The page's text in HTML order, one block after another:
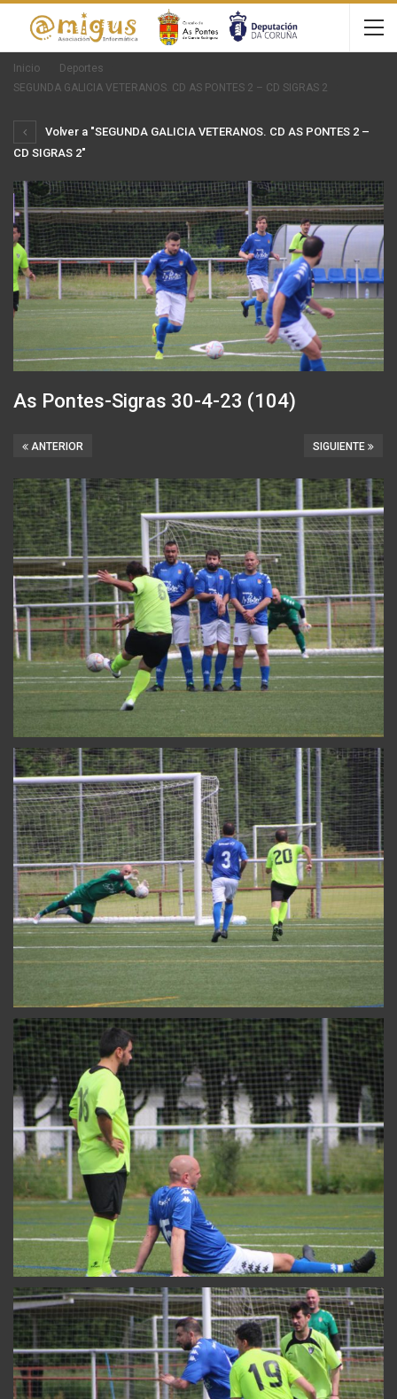
Inicio
Deportes
SEGUNDA GALICIA VETERANOS. CD AS PONTES 2 – CD SIGRAS 2
Volver a "SEGUNDA GALICIA VETERANOS. CD AS PONTES 2 –
CD SIGRAS 2"
As Pontes-Sigras 30-4-23 (104)
SIGUIENTE
ANTERIOR